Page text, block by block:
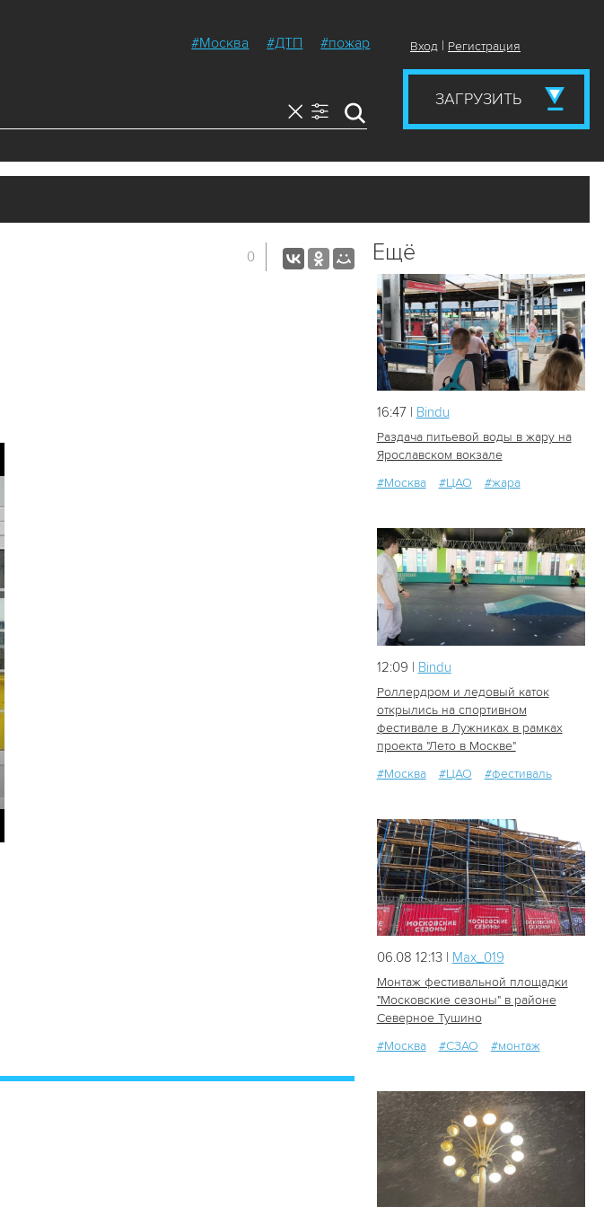
#Москва #ДТП #пожар Вход | Регистрация
ЗАГРУЗИТЬ
0 Ещё
16:47 | Bindu
Раздача питьевой воды в жару на
Ярославском вокзале
#Москва
#ЦАО #жара
12:09 | Bindu
Роллердром и ледовый каток
открылись на спортивном
фестивале в Лужниках в рамках
проекта "Лето в Москве"
#Москва
#ЦАО #фестиваль
06.08 12:13 | Мах_019
Монтаж фестивальной площадки
"Московские сезоны" в районе
Северное Тушино
#Москва
#СЗАО #монтаж